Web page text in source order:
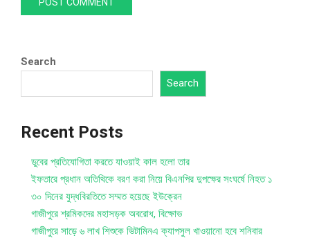
Search
Search
Recent Posts
ডুবের প্রতিযোগিতা করতে যাওয়াই কাল হলো তার
ইফতারে প্রধান অতিথিকে বরণ করা নিয়ে বিএনপির দুপক্ষের সংঘর্ষে নিহত ১
৩০ দিনের যুদ্ধবিরতিতে সম্মত হয়েছে ইউক্রেন
গাজীপুরে শ্রমিকদের মহাসড়ক অবরোধ, বিক্ষোভ
গাজীপুরে সাড়ে ৬ লাখ শিশুকে ভিটামিনএ ক্যাপসুল খাওয়ানো হবে শনিবার